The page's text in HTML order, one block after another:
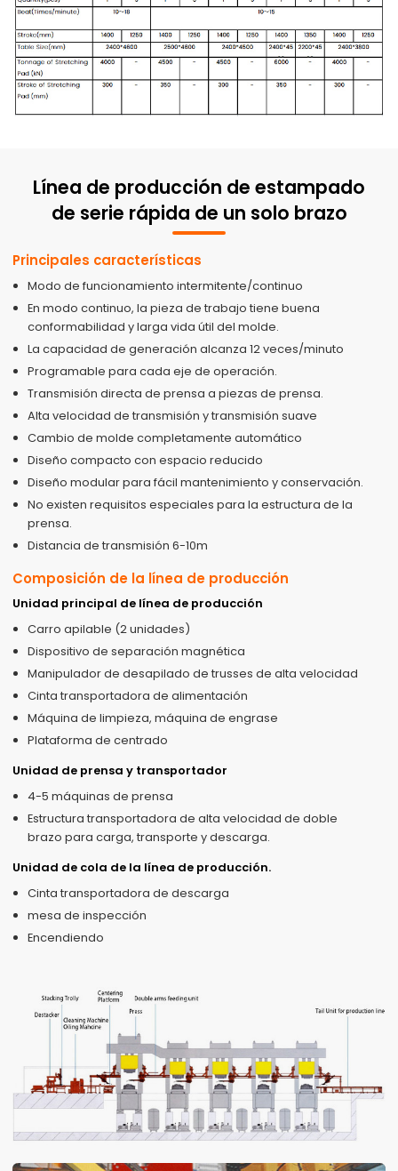
Línea de producción de estampado
de serie rápida de un solo brazo
Principales características
Modo de funcionamiento intermitente/continuo
En modo continuo, la pieza de trabajo tiene buena
conformabilidad y larga vida útil del molde.
La capacidad de generación alcanza 12 veces/minuto
Programable para cada eje de operación.
Transmisión directa de prensa a piezas de prensa.
Alta velocidad de transmisión y transmisión suave
Cambio de molde completamente automático
Diseño compacto con espacio reducido
Diseño modular para fácil mantenimiento y conservación.
No existen requisitos especiales para la estructura de la
prensa.
Distancia de transmisión 6-10m
Composición de la línea de producción
Unidad principal de línea de producción
Carro apilable (2 unidades)
Dispositivo de separación magnética
Manipulador de desapilado de trusses de alta velocidad
Cinta transportadora de alimentación
Máquina de limpieza, máquina de engrase
Plataforma de centrado
Unidad de prensa y transportador
4-5 máquinas de prensa
Estructura transportadora de alta velocidad de doble
brazo para carga, transporte y descarga.
Unidad de cola de la línea de producción.
Cinta transportadora de descarga
mesa de inspección
Encendiendo